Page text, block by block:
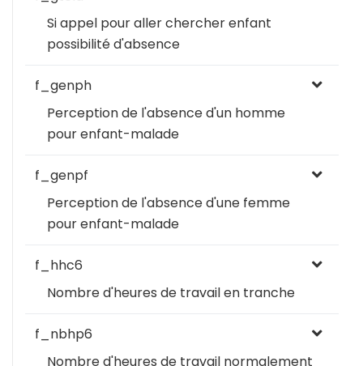
Si appel pour aller chercher enfant
possibilité d'absence
f_genph
Perception de l'absence d'un homme
pour enfant-malade
f_genpf
Perception de l'absence d'une femme
pour enfant-malade
f_hhc6
Nombre d'heures de travail en tranche
f_nbhp6
Nombre d'heures de travail normalement